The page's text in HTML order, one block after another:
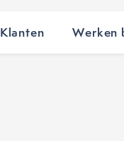
Klanten Werken